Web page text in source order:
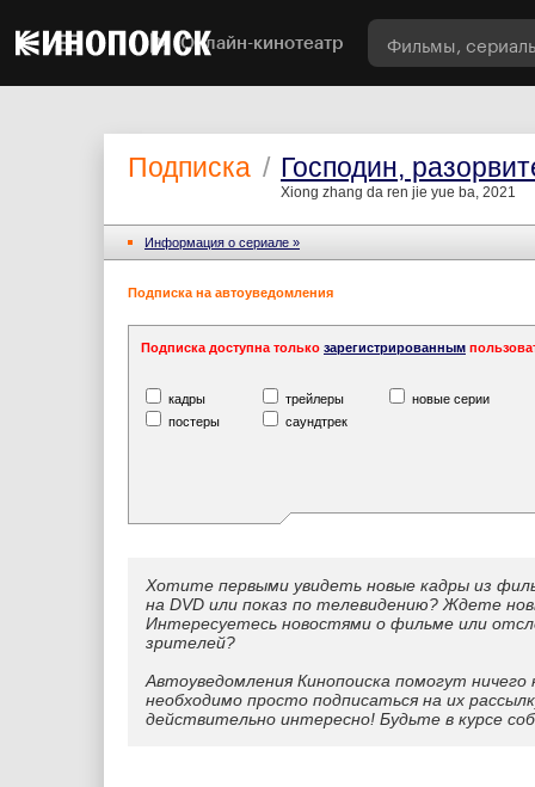
Онлайн-кинотеатр
Подписка / Господин,
Xiong zhang da ren jie yue ba, 2021
Информация o сериале »
Подписка на автоуведомления
Подписка доступна только зарегистрированным
кадры трейлеры
новые серии
постеры
саундтрек
Хотите первыми увидеть новые кадры из
на DVD или показ по телевидению? Ждете
Интересуетесь новостями о фильме или
зрителей?
Автоуведомления Кинопоиска помогут
необходимо просто подписаться на их
действительно интересно! Будьте в курсе